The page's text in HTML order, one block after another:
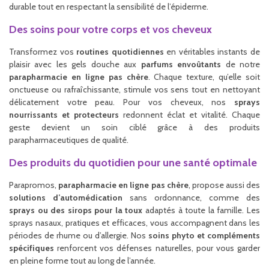
durable tout en respectant la sensibilité de l’épiderme.
Des soins pour votre corps et vos cheveux
Transformez vos routines quotidiennes en véritables instants de
plaisir avec les gels douche aux parfums envoûtants de notre
parapharmacie en ligne pas chère. Chaque texture, qu’elle soit
onctueuse ou rafraîchissante, stimule vos sens tout en nettoyant
délicatement votre peau. Pour vos cheveux, nos sprays
nourrissants et protecteurs redonnent éclat et vitalité. Chaque
geste devient un soin ciblé grâce à des produits
parapharmaceutiques de qualité.
Des produits du quotidien pour une santé optimale
Parapromos, parapharmacie en ligne pas chère, propose aussi des
solutions d’automédication sans ordonnance, comme des
sprays ou des sirops pour la toux adaptés à toute la famille. Les
sprays nasaux, pratiques et efficaces, vous accompagnent dans les
périodes de rhume ou d’allergie. Nos soins phyto et compléments
spécifiques renforcent vos défenses naturelles, pour vous garder
en pleine forme tout au long de l’année.